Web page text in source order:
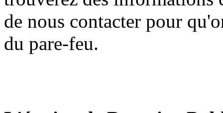
de nous contacter pour
du pare-feu.